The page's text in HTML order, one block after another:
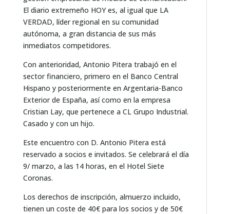
El diario extremeño HOY es, al igual que LA
VERDAD, líder regional en su comunidad
autónoma, a gran distancia de sus más
inmediatos competidores.
Con anterioridad, Antonio Pitera trabajó en el
sector financiero, primero en el Banco Central
Hispano y posteriormente en Argentaria-Banco
Exterior de España, así como en la empresa
Cristian Lay, que pertenece a CL Grupo Industrial.
Casado y con un hijo.
Este encuentro con D. Antonio Pitera está
reservado a socios e invitados. Se celebrará el día
9/ marzo, a las 14 horas, en el Hotel Siete
Coronas.
Los derechos de inscripción, almuerzo incluido,
tienen un coste de 40€ para los socios y de 50€